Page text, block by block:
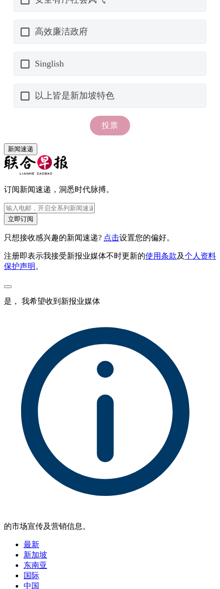
新闻速递
订阅新闻速递，洞悉时代脉搏。
立即订阅
只想接收感兴趣的新闻速递? 点击设置您的偏好。
注册即表示我接受新报业媒体不时更新的使用条款及个人资料
保护声明。
是， 我希望收到新报业媒体
的市场宣传及营销信息。
最新
新加坡
东南亚
国际
中国